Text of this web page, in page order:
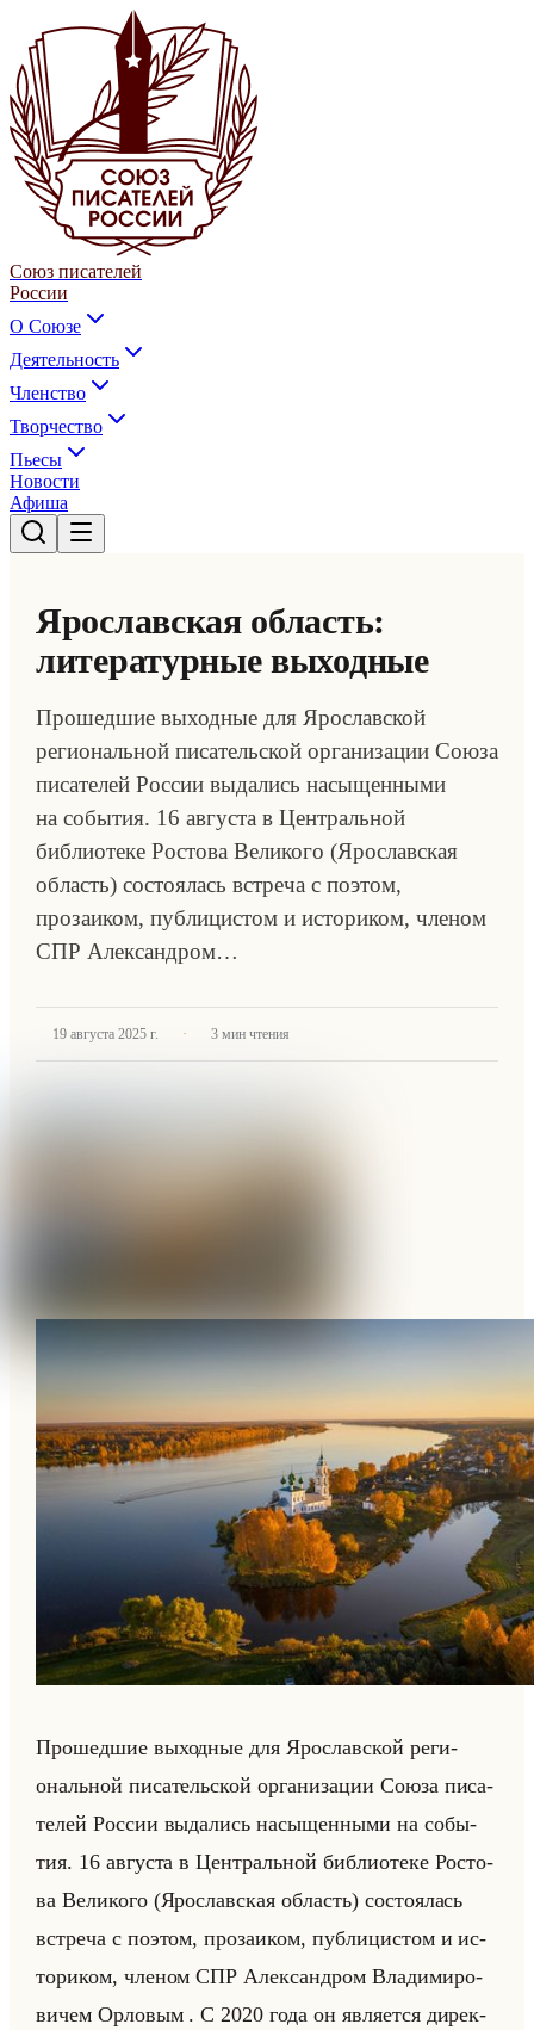
Союз писателей
России
О Союзе
Деятельность
Членство
Творчество
Пьесы
Новости
Афиша
Ярославская область:
литературные выходные
Прошедшие выходные для Ярославской
региональной писательской организации Союза
писателей России выдались насыщенными
на события. 16 августа в Центральной
библиотеке Ростова Великого (Ярославская
область) состоялась встреча с поэтом,
прозаиком, публицистом и историком, членом
СПР Александром…
19 августа 2025 г. · 3 мин чтения
Про­шед­шие вы­ход­ные для Яро­слав­ской ре­ги­
ональной пи­са­тельской ор­га­ни­за­ции Союза пи­са­
те­лей Рос­сии вы­да­лись на­сы­щен­ны­ми на со­бы­
тия. 16 ав­гу­ста в Цен­тральной биб­лио­те­ке Ро­сто­
ва Ве­ли­ко­го (Яро­слав­ская об­ласть) со­сто­ялась
встре­ча с по­этом, про­за­иком, пуб­ли­ци­стом и ис­
то­ри­ком, чле­ном СПР Алек­сан­дром Вла­ди­ми­ро­
ви­чем Ор­ло­вым . С 2020 года он яв­ля­ет­ся ди­рек­